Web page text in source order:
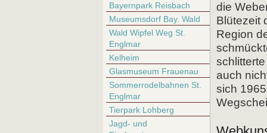
Bayernpark Reisbach
Museumsdorf Bay. Wald
Wald Wipfel Weg St.
Englmar
Kelheim
Glasmuseum Frauenau
Sommerrodelbahnen St.
Englmar
Tierpark Lohberg
Jagd- und
die
Blütezeit
Region
auch
sich